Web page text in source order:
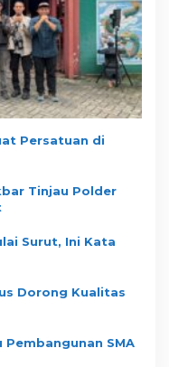
Persatuan di
Tinjau Polder
Surut, Ini Kata
Dorong Kualitas
SMA